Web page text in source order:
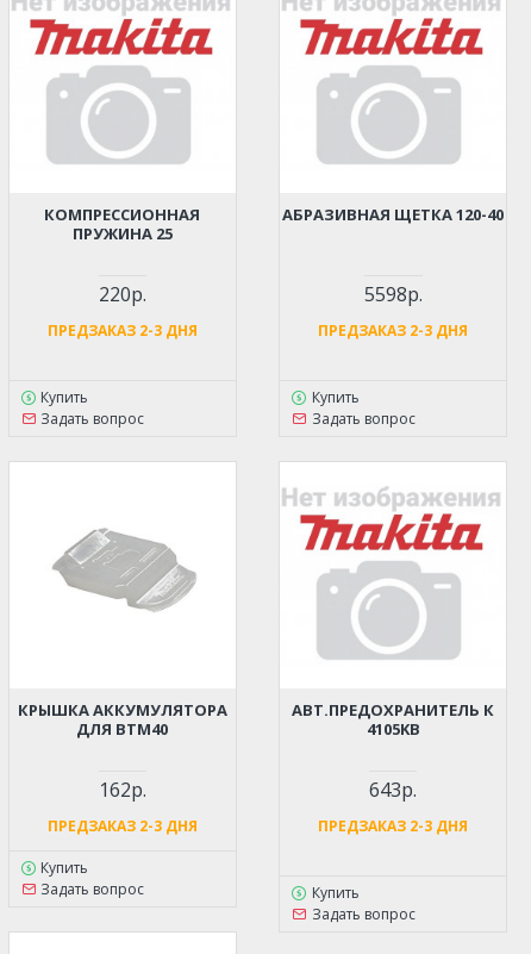
КОМПРЕССИОННАЯ
ПРУЖИНА 25
220р.
ПРЕДЗАКАЗ 2-3 ДНЯ
Купить
Задать вопрос
КРЫШКА АККУМУЛЯТОРА
ДЛЯ BTM40
162р.
ПРЕДЗАКАЗ 2-3 ДНЯ
Купить
Задать вопрос
АБРАЗИВНАЯ ЩЕТКА 120-40
5598р.
ПРЕДЗАКАЗ 2-3 ДНЯ
Купить
Задать вопрос
АВТ.ПРЕДОХРАНИТЕЛЬ К
4105KB
643р.
ПРЕДЗАКАЗ 2-3 ДНЯ
Купить
Задать вопрос